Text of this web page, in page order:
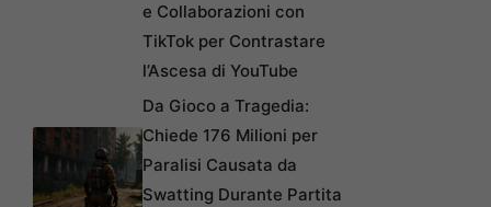
e Collaborazioni con
TikTok per Contrastare
l’Ascesa di YouTube
Da Gioco a Tragedia:
Chiede 176 Milioni per
Paralisi Causata da
Swatting Durante Partita